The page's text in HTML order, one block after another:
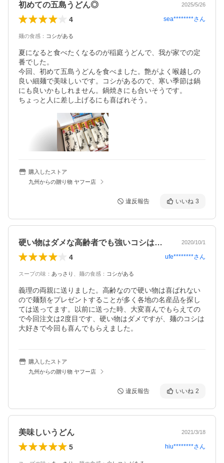
初めての五島うどん◎ 2025/5/26
4 sea********さん
麺の食感 ： コシがある
夏になると食べたくなるのが稲庭うどんで、我が家での定
番でした。
今回、初めて五島うどんを食べました。艶がよく喉越しの
良い細麺で美味しいです。コシがあるので、寒い季節は鍋
にも良いかもしれません。鍋焼きにも合いそうです。
ちょっと人に差し上げるにも喜ばれそう。
購入したストア
九州からの贈り物 ヤフー店
違反報告 いいね 3
硬い物はダメな高齢者でも強いコシは大好き 2020/10/1
4 ufe********さん
スープの味 ： あっさり 麺の食感 ： コシがある
義理の両親に送りました。高齢なので硬い物は喜ばれない
ので麺類をプレゼントすることが多く各地の名産品を探し
ては送ってます。以前に送った時、大変喜んでもらえての
で今回注文は2度目です、硬い物はダメですが、麺のコシは
大好きで今回も喜んでもらえました。
購入したストア
九州からの贈り物 ヤフー店
違反報告 いいね 2
美味しいうどん 2021/3/18
5 hiu********さん